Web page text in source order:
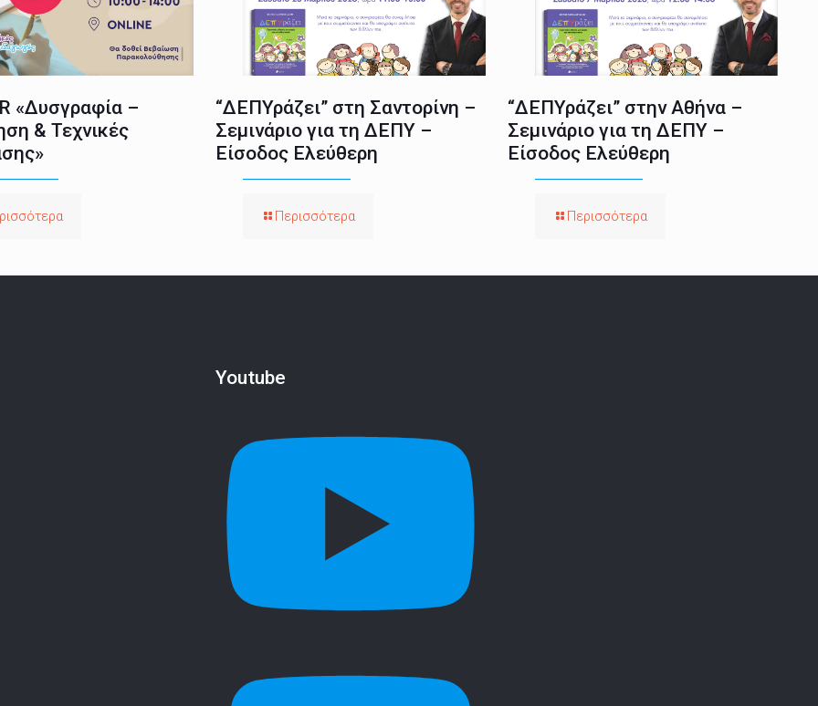
«Δυσγραφία –
& Τεχνικές
“ΔΕΠΥράζει” στη Σαντορίνη –
Σεμινάριο για τη ΔΕΠΥ –
Είσοδος Ελεύθερη
Περισσότερα
“ΔΕΠΥράζει” στην Αθήνα –
Σεμινάριο για τη ΔΕΠΥ –
Είσοδος Ελεύθερη
Περισσότερα
Youtube